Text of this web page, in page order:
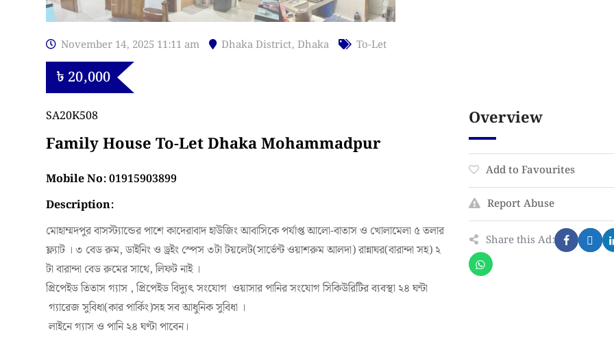
November 14, 2025 11:11 am Dhaka District, Dhaka To-Let
৳ 20,000
SA20K508
Family House To-Let Dhaka Mohammadpur
Mobile No: 01915903899
Description:
মোহাম্মদপুর বাসস্ট্যান্ডের পাশে কাদেরাবাদ হাউজিং আবাসিকে পর্যাপ্ত আলো-বাতাস ও খোলামেলা ৫ তলার
ফ্ল্যাট । ৩ বেড রুম, ডাইনিং ও ড্রইং স্পেস ৩টা টয়লেট(সার্ভেন্ট ওয়াশরুম আলদা) রান্নাঘর(বারান্দা সহ) ২
টা বারান্দা বেড রুমের সাথে, লিফট নাই ।
প্রিপেইড তিতাস গ্যাস , প্রিপেইড বিদ্যুৎ সংযোগ ওয়াসার পানির সংযোগ সিকিউরিটির ব্যবস্থা ২৪ ঘন্টা
গ্যারেজ সুবিধা(কার পার্কিং)সহ সব আধুনিক সুবিধা ।
লাইনে গ্যাস ও পানি ২৪ ঘণ্টা পাবেন।
Overview
Add to Favourites
Report Abuse
Share this Ad: